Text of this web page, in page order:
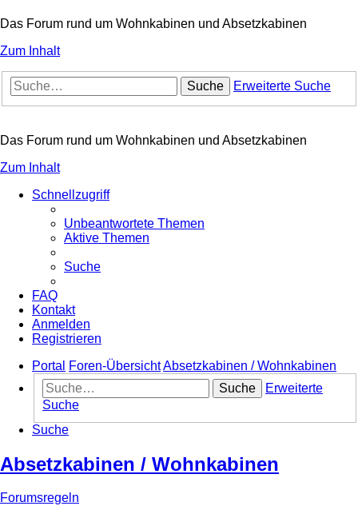
Das Forum rund um Wohnkabinen und Absetzkabinen
Zum Inhalt
Suche Erweiterte Suche
Das Forum rund um Wohnkabinen und Absetzkabinen
Zum Inhalt
Schnellzugriff
Unbeantwortete Themen
Aktive Themen
Suche
FAQ
Kontakt
Anmelden
Registrieren
Portal
Foren-ÜbersichtAbsetzkabinen / Wohnkabinen
Suche
Erweiterte
Suche
Suche
Absetzkabinen / Wohnkabinen
Forumsregeln